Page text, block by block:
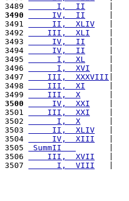
3489
      I,  II
3490
     IV,  II
3491
     II,  XLIV
3492
    III,  XLI
3493
     IV,  II
|
3494
     IV,  II
3495
      I,  XL
3496
      I,  XVI
3497
    III,  XXXVIII
|
3498
    III,  XI
|
3499
    III,  X
|
3500
     IV,  XXI
3501
    III,  XXI
3502
      I,  X
3503
     II,  XLIV
|
3504
     IV,  XIII
3505
SummII
|
3506
    III,  XVII
|
3507
      I,  VIII